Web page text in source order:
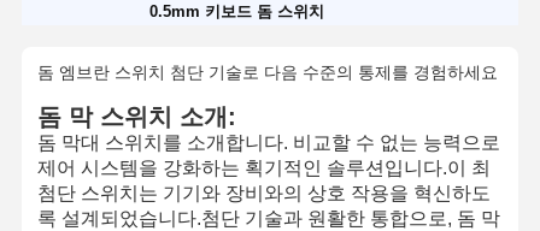
0.5mm 키보드 돔 스위치
돔 엠브란 스위치 첨단 기술로 다음 수준의 통제를 경험하세요
돔 막 스위치 소개:
돔 막대 스위치를 소개합니다. 비교할 수 없는 능력으로
제어 시스템을 강화하는 획기적인 솔루션입니다.이 최
첨단 스위치는 기기와 장비와의 상호 작용을 혁신하도
록 설계되었습니다.첨단 기술과 원활한 통합으로, 돔 막